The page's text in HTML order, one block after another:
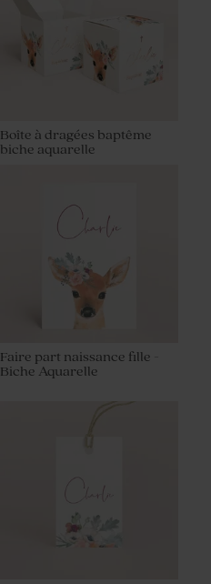
Boîte à dragées baptême
biche aquarelle
Faire part naissance fille -
Biche Aquarelle